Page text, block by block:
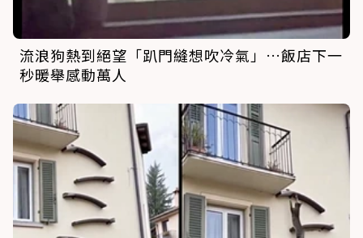
流浪狗熱到絕望「趴門縫想吹冷氣」…飯店下一
秒暖舉感動萬人